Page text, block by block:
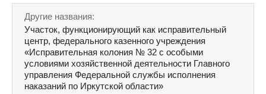
Другие названия:
Участок, функционирующий как исправительный
центр, федерального казенного учреждения
«Исправительная колония № 32 с особыми
условиями хозяйственной деятельности Главного
управления Федеральной службы исполнения
наказаний по Иркутской области»